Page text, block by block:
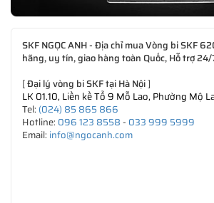
SKF NGỌC ANH - Địa chỉ mua Vòng bi SKF
hãng, uy tín, giao hàng toàn Quốc, Hỗ trợ
[Đại lý vòng bi SKF tại Hà Nội]
LK 01.10, Liền kề Tổ 9 Mỗ Lao, Phường Mộ
Tel: (024) 85 865 866
Hotline: 096 123 8558- 033 999 5999
Email: info@ngocanh.com